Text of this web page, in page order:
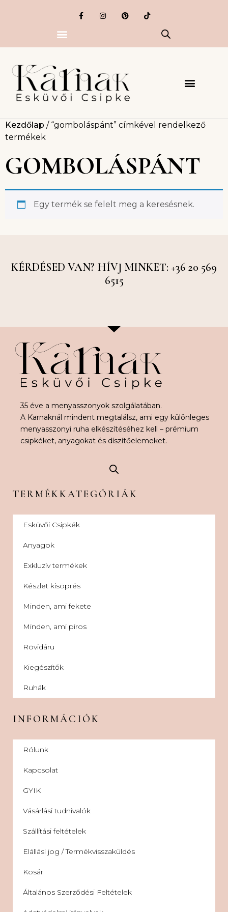
Kezdőlap / “gomboláspánt” címkével rendelkező
termékek
GOMBOLÁSPÁNT
Egy termék se felelt meg a keresésnek.
KÉRDÉSED VAN? HÍVJ MINKET: +36 20 569
6515
35 éve a menyasszonyok szolgálatában.
A Karnaknál mindent megtalálsz, ami egy különleges
menyasszonyi ruha elkészítéséhez kell – prémium
csipkéket, anyagokat és díszítőelemeket.
TERMÉKKATEGÓRIÁK
Esküvői Csipkék
Anyagok
Exkluzív termékek
Készlet kisöprés
Minden, ami fekete
Minden, ami piros
Rövidáru
Kiegészítők
Ruhák
INFORMÁCIÓK
Rólunk
Kapcsolat
GYIK
Vásárlási tudnivalók
Szállítási feltételek
Elállási jog / Termékvisszaküldés
Kosár
Általános Szerződési Feltételek